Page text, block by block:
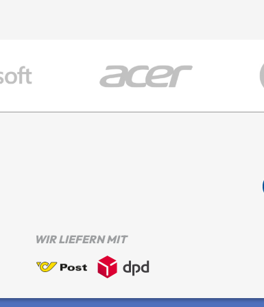
WIR LIEFERN MIT